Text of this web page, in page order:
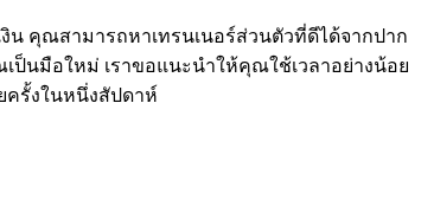
คุณสามารถหาเทรนเนอร์ส่วนตัวที่ดีได้จากปาก
นมือใหม่ เราขอแนะนำให้คุณใช้เวลาอย่างน้อย
รั้งในหนึ่งสัปดาห์